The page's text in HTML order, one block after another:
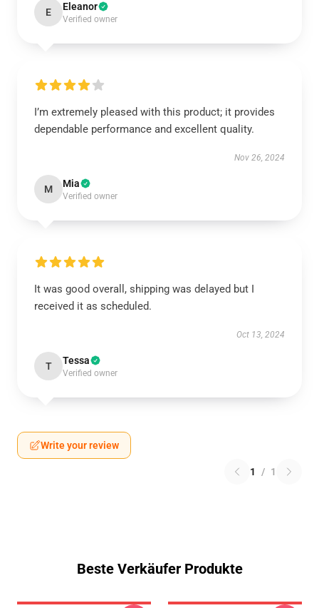
E Eleanor
Verified owner
I’m extremely pleased with this product; it provides
dependable performance and excellent quality.
Nov 26, 2024
M Mia
Verified owner
It was good overall, shipping was delayed but I
received it as scheduled.
Oct 13, 2024
T Tessa
Verified owner
Write your review
1 / 1
Beste Verkäufer Produkte